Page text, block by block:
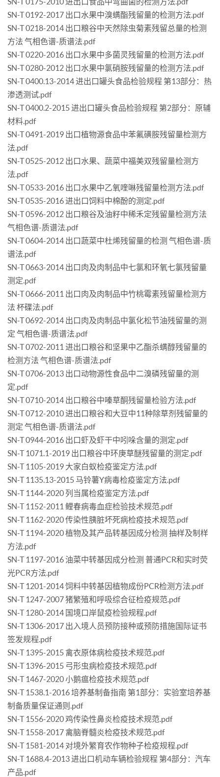
SN-T 0192-2017 出口水果中溴螨酯残留量的检测方法.pdf
SN-T 0218-2014 出口粮谷中天然除虫菊素残留总量的检测
方法 气相色谱-质谱法.pdf
SN-T 0220-2016 出口水果中多菌灵残留量的检测方法.pdf
SN-T 0280-2012 出口水果中氯硝胺残留量的检测方法.pdf
SN-T 0400.13-2014 进出口罐头食品检验规程 第13部分：热
渗透测试.pdf
SN-T 0400.2-2015 进出口罐头食品检验规程 第2部分：原辅
材料.pdf
SN-T 0491-2019 出口植物源食品中苯氟磺胺残留量检测方
法.pdf
SN-T 0525-2012 出口水果、蔬菜中福美双残留量检测方
法.pdf
SN-T 0533-2016 出口水果中乙氧喹啉残留量检测方法.pdf
SN-T 0535-2016 进出口饲料中棉酚的测定.pdf
SN-T 0596-2012 出口粮谷及油籽中稀禾定残留量检测方法
气相色谱-质谱法.pdf
SN-T 0604-2014 出口蔬菜中杜烯残留量的检测 气相色谱-质
谱法.pdf
SN-T 0663-2014 出口肉及肉制品中七氯和环氧七氯残留量
测定.pdf
SN-T 0666-2011 出口肉及肉制品中竹桃霉素残留量检测方
法 杯碟法.pdf
SN-T 0692-2014 出口肉及肉制品中氯化松节油残留量的测
定 气相色谱-质谱法.pdf
SN-T 0702-2011 进出口粮谷和坚果中乙酯杀螨醇残留量的
检测方法 气相色谱-质谱法.pdf
SN-T 0706-2013 出口动物源性食品中二溴磷残留量的测
定.pdf
SN-T 0710-2014 出口粮谷中嗪草酮残留量检验方法.pdf
SN-T 0712-2010 进出口粮谷和大豆中11种除草剂残留量的
测定 气相色谱-质谱法.pdf
SN-T 0944-2016 出口虾及虾干中吲哚含量的测定.pdf
SN-T 1071.1-2019 出口粮谷中环庚草醚残留量的测定.pdf
SN-T 1105-2019 大家白蚁检疫鉴定方法.pdf
SN-T 1135.13-2015 马铃薯Y病毒检疫鉴定方法.pdf
SN-T 1144-2020 列当属检疫鉴定方法.pdf
SN-T 1152-2011 鲤春病毒血症检验技术规范.pdf
SN-T 1162-2020 传染性胰脏坏死病检疫技术规范.pdf
SN-T 1194-2020 植物及其产品转基因成分检测 抽样及制样
方法.pdf
SN-T 1197-2016 油菜中转基因成分检测 普通PCR和实时荧
光PCR方法.pdf
SN-T 1201-2014 饲料中转基因植物成份PCR检测方法.pdf
SN-T 1247-2007 猪繁殖和呼吸综合征检疫规范.pdf
SN-T 1280-2014 国境口岸鼠疫检验规程.pdf
SN-T 1306-2017 出入境人员预防接种或预防措施国际证书
签发规程.pdf
SN-T 1395-2015 禽衣原体病检疫技术规范.pdf
SN-T 1396-2015 弓形虫病检疫技术规范.pdf
SN-T 1467-2020 小鹅瘟检疫技术规范.pdf
SN-T 1538.1-2016 培养基制备指南 第1部分：实验室培养基
制备质量保证通则.pdf
SN-T 1556-2020 鸡传染性鼻炎检疫技术规范.pdf
SN-T 1558-2017 禽脑脊髓炎检疫技术规范.pdf
SN-T 1581-2014 对境外繁育农作物种子检疫规程.pdf
SN-T 1688.4-2013 进出口机动车辆检验规程 第4部分：汽车
产品.pdf